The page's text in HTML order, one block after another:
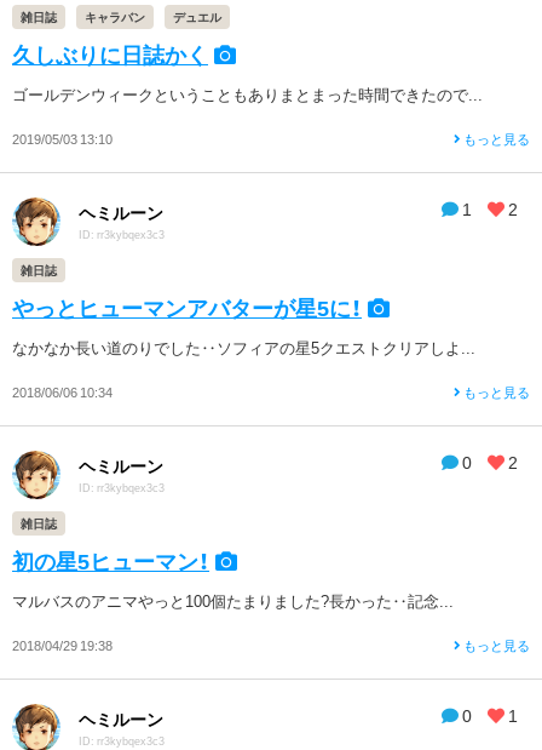
雑日誌 キャラバン デュエル
久しぶりに日誌かく
ゴールデンウィークということもありまとまった時間できたので...
2019/05/03 13:10 もっと見る
1 2
ヘミルーン
ID: rr3kybqex3c3
雑日誌
やっとヒューマンアバターが星5に！
なかなか長い道のりでした‥ソフィアの星5クエストクリアしよ...
2018/06/06 10:34 もっと見る
0 2
ヘミルーン
ID: rr3kybqex3c3
雑日誌
初の星5ヒューマン！
マルバスのアニマやっと100個たまりました?長かった‥記念...
2018/04/29 19:38 もっと見る
0 1
ヘミルーン
ID: rr3kybqex3c3